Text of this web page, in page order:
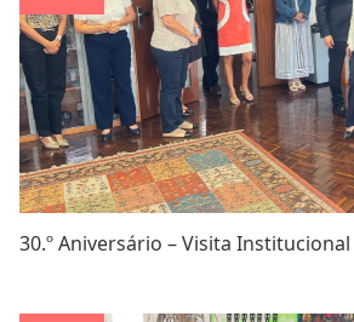
30.º Aniversário – Visita Institucional